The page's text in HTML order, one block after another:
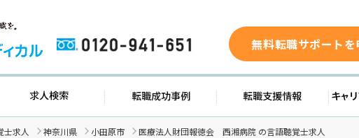
0120-941-651 無料転職サポート
用ガイド 求人検索 転職成功事例 転職支援
士求人 神奈川県 小田原市 医療法人財団報徳会 西湘病院 の言語聴覚士求人